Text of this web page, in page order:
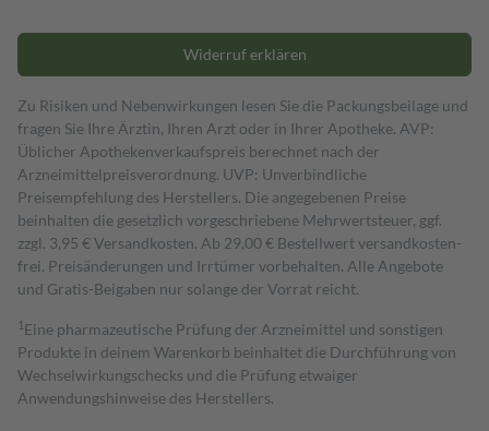
Widerruf erklären
Zu Risiken und Nebenwirkungen lesen Sie die Packungsbeilage und
fragen Sie Ihre Ärztin, Ihren Arzt oder in Ihrer Apotheke. AVP:
Üblicher Apothekenverkaufspreis berechnet nach der
Arzneimittelpreisverordnung. UVP: Unverbindliche
Preisempfehlung des Herstellers. Die angegebenen Preise
beinhalten die gesetzlich vorgeschriebene Mehrwertsteuer, ggf.
zzgl. 3,95 € Versandkosten. Ab 29,00 € Bestell­wert versand­kosten­
frei. Preisänderungen und Irrtümer vorbehalten. Alle Angebote
und Gratis-Beigaben nur solange der Vorrat reicht.
1 Eine pharmazeutische Prüfung der Arzneimittel und sonstigen
Produkte in deinem Warenkorb beinhaltet die Durchführung von
Wechselwirkungschecks und die Prüfung etwaiger
Anwendungshinweise des Herstellers.